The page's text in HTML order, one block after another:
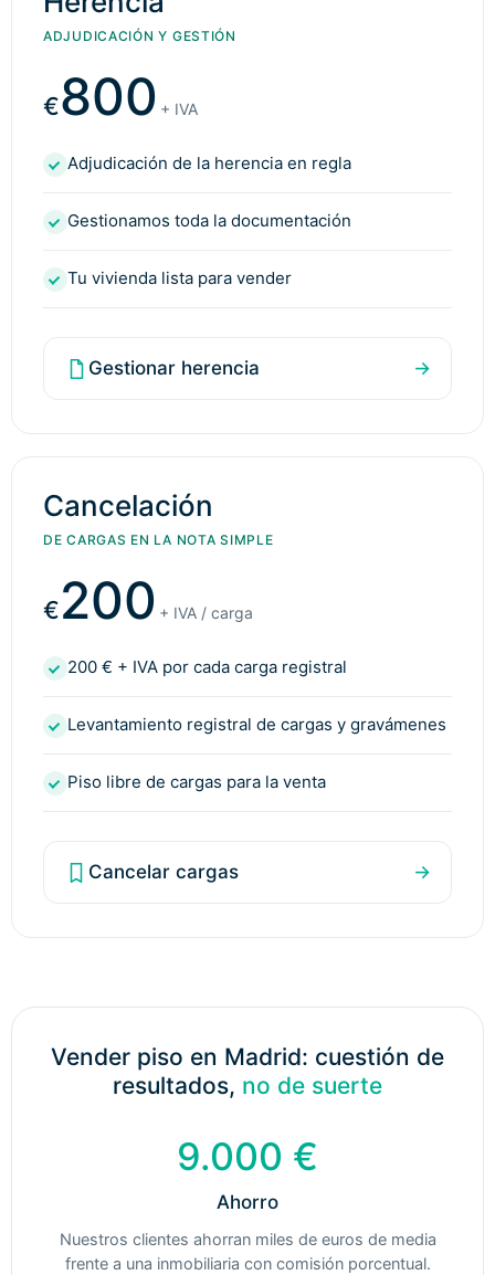
ADJUDICACIÓN Y GESTIÓN
€800 + IVA
Adjudicación de la herencia en regla
Gestionamos toda la documentación
Tu vivienda lista para vender
Gestionar herencia →
Cancelación
DE CARGAS EN LA NOTA SIMPLE
€200 + IVA / carga
200 € + IVA por cada carga registral
Levantamiento registral de cargas y gravámenes
Piso libre de cargas para la venta
Cancelar cargas →
Vender piso en Madrid: cuestión de
resultados, no de suerte
9.000 €
Ahorro
Nuestros clientes ahorran miles de euros de media
frente a una inmobiliaria con comisión porcentual.